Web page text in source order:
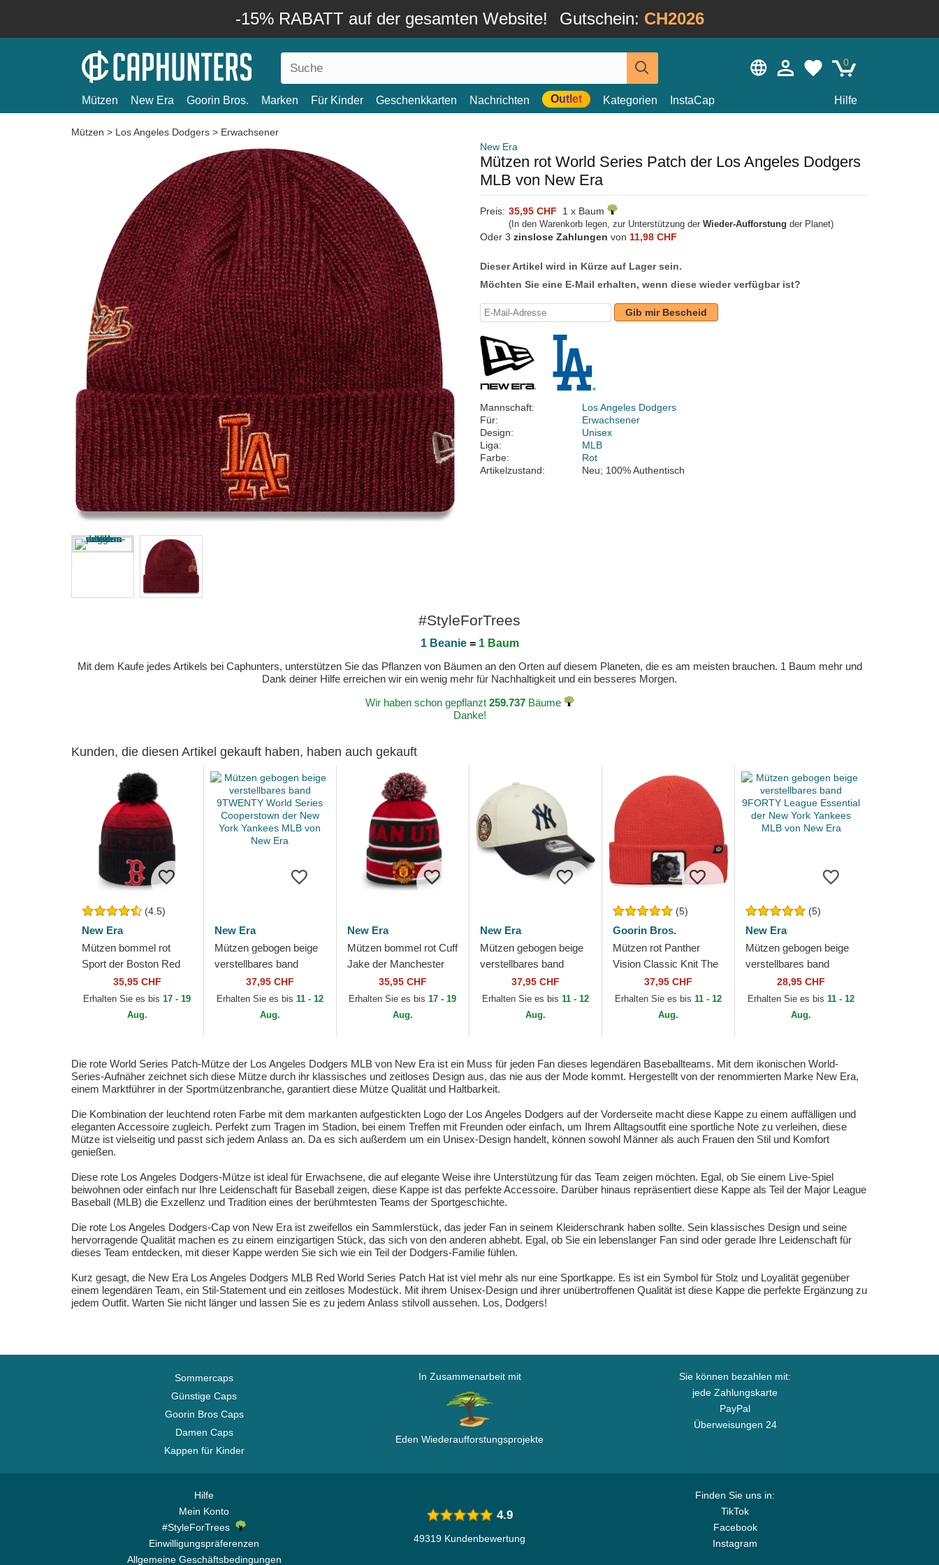
-15% RABATT auf der gesamten Website! Gutschein: CH2026
0
Mützen New Era Goorin Bros. Marken Für Kinder Geschenkkarten Nachrichten Outlet Kategorien InstaCap Hilfe
Mützen > Los Angeles Dodgers > Erwachsener
New Era
Mützen rot World Series Patch der Los Angeles Dodgers
MLB von New Era
Preis: 35,95 CHF 1 x Baum
(In den Warenkorb legen, zur Unterstützung der Wieder-Aufforstung der Planet)
Oder 3 zinslose Zahlungen von 11,98 CHF
Dieser Artikel wird in Kürze auf Lager sein.
Möchten Sie eine E-Mail erhalten, wenn diese wieder verfügbar ist?
Gib mir Bescheid
Mannschaft:
Los Angeles Dodgers
Für:
Erwachsener
Design:
Unisex
Liga:
MLB
Farbe:
Rot
Artikelzustand:
Neu; 100% Authentisch
#StyleForTrees
1 Beanie= 1 Baum
Mit dem Kaufe jedes Artikels bei Caphunters, unterstützen Sie das Pflanzen von Bäumen an den Orten auf diesem Planeten, die es am meisten brauchen. 1 Baum mehr und
Dank deiner Hilfe erreichen wir ein wenig mehr für Nachhaltigkeit und ein besseres Morgen.
Wir haben schon gepflanzt 259.737Bäume
Danke!
Kunden, die diesen Artikel gekauft haben, haben auch gekauft
(4.5)
New Era
Mützen bommel rot
Sport der Boston Red
Sox MLB von New Era
35,95 CHF
Erhalten Sie es bis17 - 19
Aug.
New Era
Mützen gebogen beige
verstellbares band
9TWENTY World Series
Cooperstown der New
York Yankees MLB...
37,95 CHF
Erhalten Sie es bis 11 - 12
Aug.
New Era
Mützen bommel rot Cuff
Jake der Manchester
United Football Club
Premier League von
35,95 CHF
Erhalten Sie es bis17 - 19
Aug.
New Era
Mützen gebogen beige
verstellbares band
9FORTY World Series
der New York Yankees
MLB von New Era
37,95 CHF
Erhalten Sie es bis 11 - 12
Aug.
(5)
Goorin Bros.
Mützen rot Panther
Vision Classic Knit The
Farm Goorin Bros.
37,95 CHF
Erhalten Sie es bis 11 - 12
Aug.
(5)
New Era
Mützen gebogen beige
verstellbares band
9FORTY League
Essential der New York
Yankees MLB von New
28,95 CHF
Erhalten Sie es bis11 - 12
Aug.
Die rote World Series Patch-Mütze der Los Angeles Dodgers MLB von New Era ist ein Muss für jeden Fan dieses legendären Baseballteams. Mit dem ikonischen World-
Series-Aufnäher zeichnet sich diese Mütze durch ihr klassisches und zeitloses Design aus, das nie aus der Mode kommt. Hergestellt von der renommierten Marke New Era,
einem Marktführer in der Sportmützenbranche, garantiert diese Mütze Qualität und Haltbarkeit.
Die Kombination der leuchtend roten Farbe mit dem markanten aufgestickten Logo der Los Angeles Dodgers auf der Vorderseite macht diese Kappe zu einem auffälligen und
eleganten Accessoire zugleich. Perfekt zum Tragen im Stadion, bei einem Treffen mit Freunden oder einfach, um Ihrem Alltagsoutfit eine sportliche Note zu verleihen, diese
Mütze ist vielseitig und passt sich jedem Anlass an. Da es sich außerdem um ein Unisex-Design handelt, können sowohl Männer als auch Frauen den Stil und Komfort
genießen.
Diese rote Los Angeles Dodgers-Mütze ist ideal für Erwachsene, die auf elegante Weise ihre Unterstützung für das Team zeigen möchten. Egal, ob Sie einem Live-Spiel
beiwohnen oder einfach nur Ihre Leidenschaft für Baseball zeigen, diese Kappe ist das perfekte Accessoire. Darüber hinaus repräsentiert diese Kappe als Teil der Major League
Baseball (MLB) die Exzellenz und Tradition eines der berühmtesten Teams der Sportgeschichte.
Die rote Los Angeles Dodgers-Cap von New Era ist zweifellos ein Sammlerstück, das jeder Fan in seinem Kleiderschrank haben sollte. Sein klassisches Design und seine
hervorragende Qualität machen es zu einem einzigartigen Stück, das sich von den anderen abhebt. Egal, ob Sie ein lebenslanger Fan sind oder gerade Ihre Leidenschaft für
dieses Team entdecken, mit dieser Kappe werden Sie sich wie ein Teil der Dodgers-Familie fühlen.
Kurz gesagt, die New Era Los Angeles Dodgers MLB Red World Series Patch Hat ist viel mehr als nur eine Sportkappe. Es ist ein Symbol für Stolz und Loyalität gegenüber
einem legendären Team, ein Stil-Statement und ein zeitloses Modestück. Mit ihrem Unisex-Design und ihrer unübertroffenen Qualität ist diese Kappe die perfekte Ergänzung zu
jedem Outfit. Warten Sie nicht länger und lassen Sie es zu jedem Anlass stilvoll aussehen. Los, Dodgers!
Sommercaps
Günstige Caps
Goorin Bros Caps
Damen Caps
Kappen für Kinder
In Zusammenarbeit mit
Eden Wiederaufforstungsprojekte
Sie können bezahlen mit:
jede Zahlungskarte
PayPal
Überweisungen 24
Hilfe
Mein Konto
#StyleForTrees
Einwilligungspräferenzen
Allgemeine Geschäftsbedingungen
Finden Sie uns in:
TikTok
Facebook
Instagram
4.9
49319 Kundenbewertung